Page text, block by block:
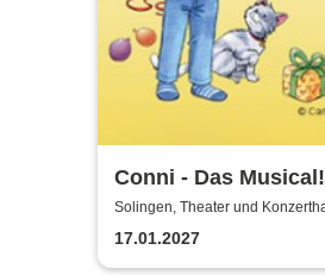
Conni - Das Musical!
Solingen, Theater und
17.01.2027